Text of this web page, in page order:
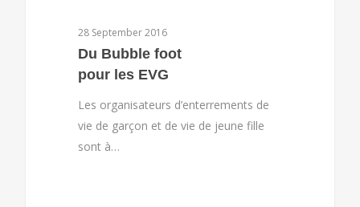
28 September 2016
Du Bubble foot
pour les EVG
Les organisateurs d’enterrements de
vie de garçon et de vie de jeune fille
sont à…